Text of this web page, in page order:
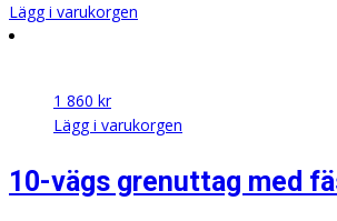
Lägg i varukorgen
1 860 kr
Lägg i varukorgen
10-vägs grenuttag med